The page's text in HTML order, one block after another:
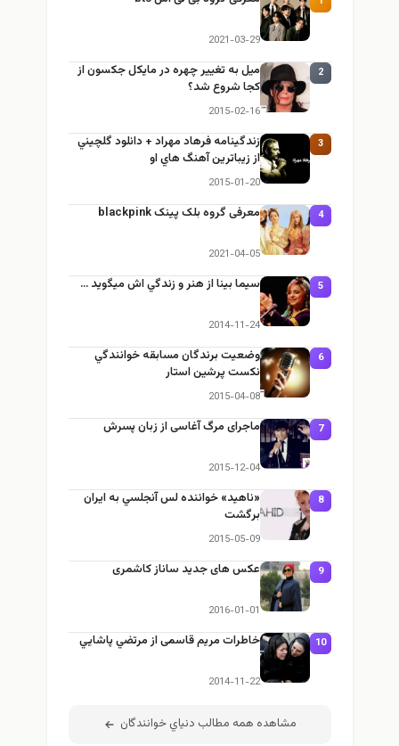
2021-03-29
2
ميل به تغيير چهره در مایکل جکسون از
كجا شروع شد؟
2015-02-16
3
زندگينامه فرهاد مهراد + دانلود گلچيني
از زيباترين آهنگ هاي او
2015-01-20
4 معرفی گروه بلک پینک blackpink
2021-04-05
5 سيما بينا از هنر و زندگي اش ميگويد …
2014-11-24
6
وضعيت برندگان مسابقه خوانندگي
نکست پرشین استار
2015-04-08
7 ماجرای مرگ آغاسی از زبان پسرش
2015-12-04
8
«ناهید» خواننده لس آنجلسي به ايران
برگشت
2015-05-09
9 عکس های جدید ساناز کاشمری
2016-01-01
10 خاطرات مریم قاسمی از مرتضي پاشايي
2014-11-22
مشاهده همه مطالب دنياي خوانندگان